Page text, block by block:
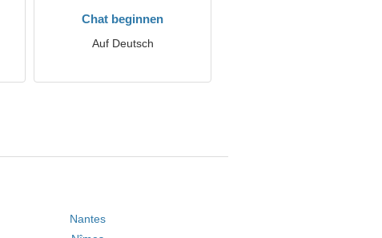
Chat beginnen
Auf Deutsch
Nantes